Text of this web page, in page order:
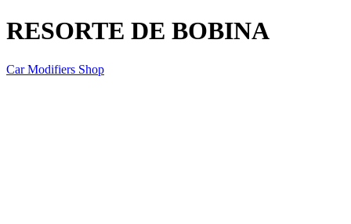
RESORTE DE BOBINA
Car Modifiers Shop